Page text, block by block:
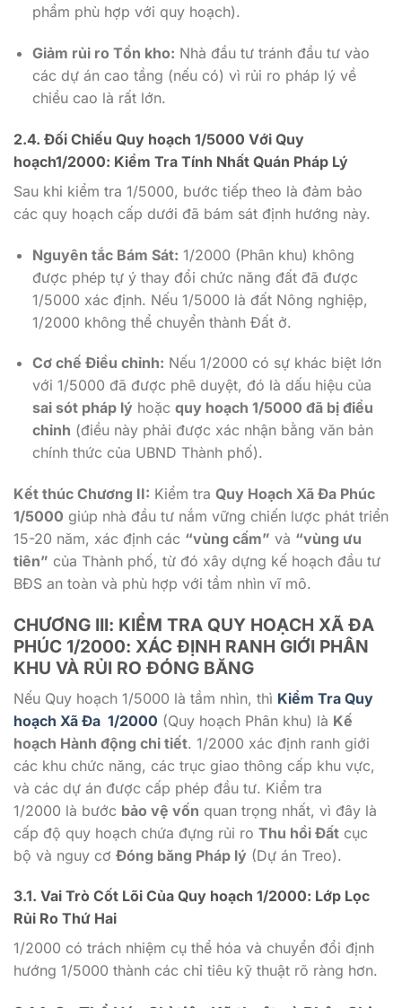
phẩm phù hợp với quy hoạch).
Giảm rủi ro Tồn kho: Nhà đầu tư tránh đầu tư vào
các dự án cao tầng (nếu có) vì rủi ro pháp lý về
chiều cao là rất lớn.
2.4. Đối Chiếu Quy hoạch 1/5000 Với Quy
hoạch1/2000: Kiểm Tra Tính Nhất Quán Pháp Lý
Sau khi kiểm tra 1/5000, bước tiếp theo là đảm bảo
các quy hoạch cấp dưới đã bám sát định hướng này.
Nguyên tắc Bám Sát: 1/2000 (Phân khu) không
được phép tự ý thay đổi chức năng đất đã được
1/5000 xác định. Nếu 1/5000 là đất Nông nghiệp,
1/2000 không thể chuyển thành Đất ở.
Cơ chế Điều chỉnh: Nếu 1/2000 có sự khác biệt lớn
với 1/5000 đã được phê duyệt, đó là dấu hiệu của
sai sót pháp lýhoặc quy hoạch 1/5000 đã bị điều
chỉnh (điều này phải được xác nhận bằng văn bản
chính thức của UBND Thành phố).
Kết thúc Chương II: Kiểm tra Quy Hoạch Xã Đa Phúc
1/5000 giúp nhà đầu tư nắm vững chiến lược phát triển
15-20 năm, xác định các “vùng cấm” và “vùng ưu
tiên” của Thành phố, từ đó xây dựng kế hoạch đầu tư
BĐS an toàn và phù hợp với tầm nhìn vĩ mô.
CHƯƠNG III: KIỂM TRA QUY HOẠCH XÃ ĐA
PHÚC 1/2000: XÁC ĐỊNH RANH GIỚI PHÂN
KHU VÀ RỦI RO ĐÓNG BĂNG
Nếu Quy hoạch 1/5000 là tầm nhìn, thì Kiểm Tra Quy
hoạch Xã Đa 1/2000 (Quy hoạch Phân khu) là Kế
hoạch Hành động chi tiết. 1/2000 xác định ranh giới
các khu chức năng, các trục giao thông cấp khu vực,
và các dự án được cấp phép đầu tư. Kiểm tra
1/2000 là bước bảo vệ vốn quan trọng nhất, vì đây là
cấp độ quy hoạch chứa đựng rủi ro Thu hồi Đất cục
bộ và nguy cơ Đóng băng Pháp lý (Dự án Treo).
3.1. Vai Trò Cốt Lõi Của Quy hoạch 1/2000: Lớp Lọc
Rủi Ro Thứ Hai
1/2000 có trách nhiệm cụ thể hóa và chuyển đổi định
hướng 1/5000 thành các chỉ tiêu kỹ thuật rõ ràng hơn.